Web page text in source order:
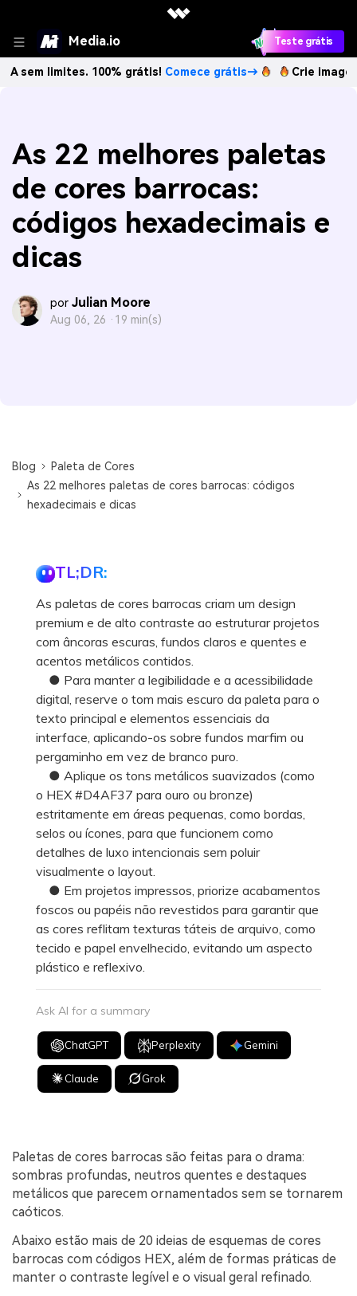
Media.io Teste grátis
100% grátis!Comece grátis→ Crie imagens com IA
As 22 melhores paletas
de cores barrocas:
códigos hexadecimais e
dicas
por Julian Moore
Aug 06, 26 · 19 min(s)
Blog
Paleta de Cores
As 22 melhores paletas de cores barrocas: códigos
hexadecimais e dicas
TL;DR:
As paletas de cores barrocas criam um design
premium e de alto contraste ao estruturar projetos
com âncoras escuras, fundos claros e quentes e
acentos metálicos contidos.
● Para manter a legibilidade e a acessibilidade
digital, reserve o tom mais escuro da paleta para o
texto principal e elementos essenciais da
interface, aplicando-os sobre fundos marfim ou
pergaminho em vez de branco puro.
● Aplique os tons metálicos suavizados (como
o HEX #D4AF37 para ouro ou bronze)
estritamente em áreas pequenas, como bordas,
selos ou ícones, para que funcionem como
detalhes de luxo intencionais sem poluir
visualmente o layout.
● Em projetos impressos, priorize acabamentos
foscos ou papéis não revestidos para garantir que
as cores reflitam texturas táteis de arquivo, como
tecido e papel envelhecido, evitando um aspecto
plástico e reflexivo.
Ask AI for a summary
ChatGPT Perplexity Gemini
Claude Grok
Paletas de cores barrocas são feitas para o drama:
sombras profundas, neutros quentes e destaques
metálicos que parecem ornamentados sem se tornarem
caóticos.
Abaixo estão mais de 20 ideias de esquemas de cores
barrocas com códigos HEX, além de formas práticas de
manter o contraste legível e o visual geral refinado.